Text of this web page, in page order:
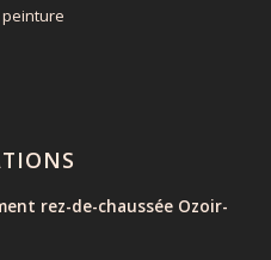
rez-de-chaussée Ozoir-